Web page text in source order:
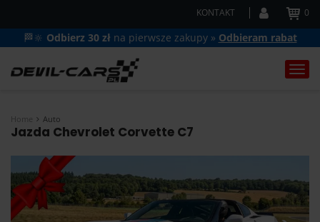
KONTAKT 0
🏁🔆 Odbierz 30 zł na pierwsze zakupy » Odbieram rabat
Home Auto
Jazda Chevrolet Corvette C7